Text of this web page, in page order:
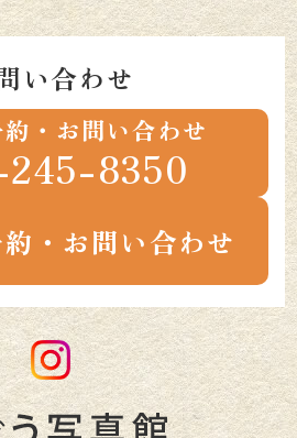
い合わせ
・お問い合わせ
8350
・お問い合わせ